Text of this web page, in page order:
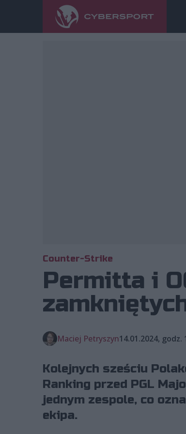
Counter-Strike
Permitta i
Maciej Petryszyn14.01.2024, godz.
Kolejnych sześciu
Ranking przed PGL
jednym zespole, co
ekipa.